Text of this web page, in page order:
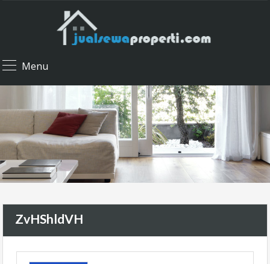
Menu
ZvHShldVH